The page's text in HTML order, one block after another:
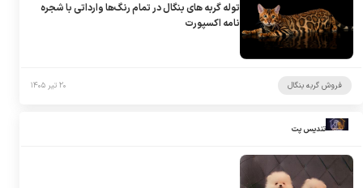
توله گربه های بنگال در تمام رنگ‌ها وارداتی با شجره
نامه اکسپورت
فروش گربه بنگال ۲۰ تیر ۱۴۰۵
تندیس پت